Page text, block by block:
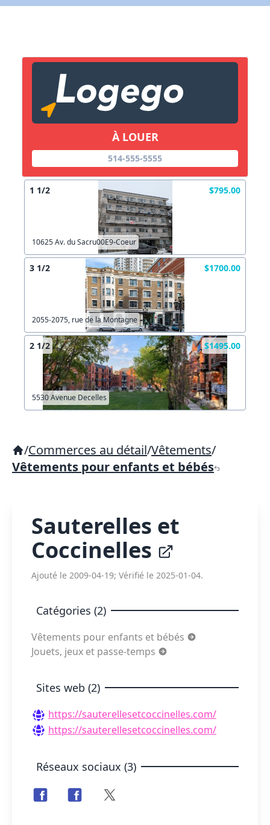
À LOUER
514-555-5555
1 1/2 $795.00
10625 Av. du Sacru00E9-Coeur
3 1/2 $1700.00
2055-2075, rue de la Montagne
2 1/2 $1495.00
5530 Avenue Decelles
/Commerces au détail/Vêtements/
Vêtements pour enfants et bébés
Sauterelles et
Coccinelles
Ajouté le 2009-04-19; Vérifié le 2025-01-04.
Catégories (2)
Vêtements pour enfants et bébés
Jouets, jeux et passe-temps
Sites web (2)
https://sauterellesetcoccinelles.com/
https://sauterellesetcoccinelles.com/
Réseaux sociaux (3)
Lien vers inscription (sera inclus dans courriel)
Copier lien
X Fermer